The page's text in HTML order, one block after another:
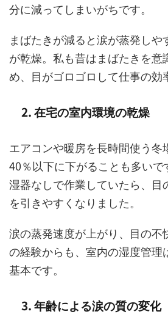
分に減ってしまいがちです。
まばたきが減ると涙が蒸発し
が乾燥。私も昔はまばたきを意
め、目がゴロゴロして仕事の効
2. 在宅の室内環境の乾燥
エアコンや暖房を長時間使う冬
40％以下に下がることも多い
湿器なしで作業していたら、目
を引きやすくなりました。
涙の蒸発速度が上がり、目の不
の経験からも、室内の湿度管理
基本です。
3. 年齢による涙の質の変化